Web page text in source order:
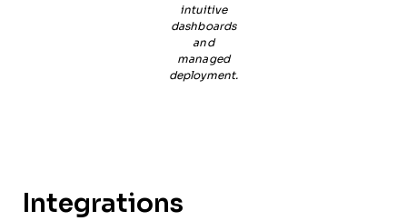
intuitive
dashboards
and
managed
deployment.
Integrations